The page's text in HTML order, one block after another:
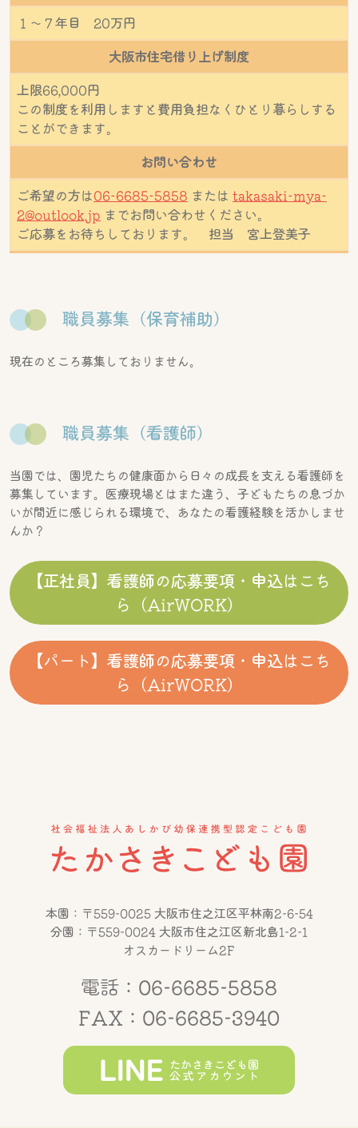
１～７年目 20万円
大阪市住宅借り上げ制度
上限66,000円
この制度を利用しますと費用負担なくひとり暮らしする
ことができます。
お問い合わせ
ご希望の方は06-6685-5858 または takasaki-mya-
2@outlook.jp までお問い合わせください。
ご応募をお待ちしております。 担当 宮上登美子
職員募集（保育補助）
現在のところ募集しておりません。
職員募集（看護師）
当園では、園児たちの健康面から日々の成長を支える看護師を
募集しています。医療現場とはまた違う、子どもたちの息づか
いが間近に感じられる環境で、あなたの看護経験を活かしませ
んか？
【正社員】看護師の応募要項・申込はこち
ら（AirWORK）
【パート】看護師の応募要項・申込はこち
ら（AirWORK）
本園：〒559-0025 大阪市住之江区平林南2-6-54
分園：〒559-0024 大阪市住之江区新北島1-2-1
オスカードリーム2F
電話：06-6685-5858
FAX：06-6685-3940